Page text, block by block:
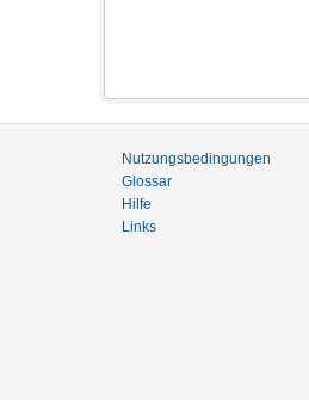
Nutzungsbedingungen
Glossar
Hilfe
Links